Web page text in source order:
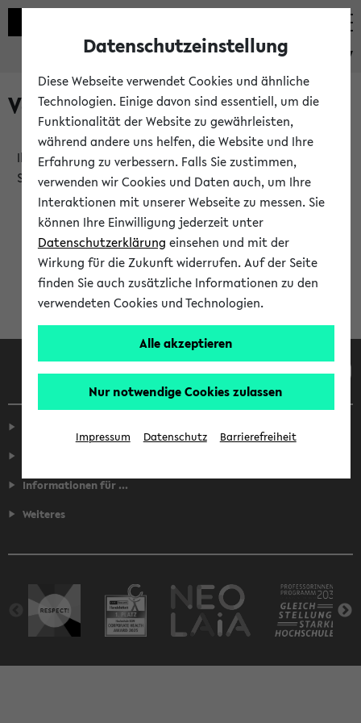
eKVV
Verlauf
Ihr Verlauf ist leer. Er wird sich im Verlauf Ihrer eKVV
Sitzung füllen.
Informationen für ...
Weiteres
Datenschutzeinstellung
Diese Webseite verwendet Cookies und ähnliche
Technologien. Einige davon sind essentiell, um die
Funktionalität der Website zu gewährleisten,
während andere uns helfen, die Website und Ihre
Erfahrung zu verbessern. Falls Sie zustimmen,
verwenden wir Cookies und Daten auch, um Ihre
Interaktionen mit unserer Webseite zu messen. Sie
können Ihre Einwilligung jederzeit unter
Datenschutzerklärung einsehen und mit der
Wirkung für die Zukunft widerrufen. Auf der Seite
finden Sie auch zusätzliche Informationen zu den
verwendeten Cookies und Technologien.
Alle akzeptieren
Nur notwendige Cookies zulassen
Impressum Datenschutz Barrierefreiheit